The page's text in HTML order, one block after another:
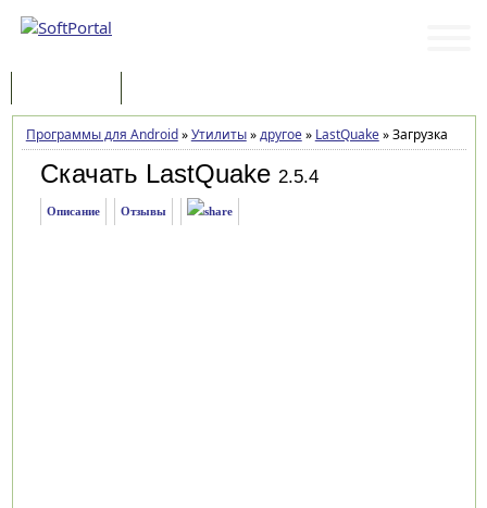
Программы для Android»Утилиты»другое» LastQuake»Загрузка
Скачать LastQuake 2.5.4
Описание Отзывы